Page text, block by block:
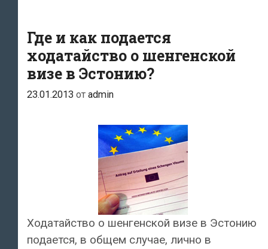
Где и как подается
ходатайство о шенгенской
визе в Эстонию?
23.01.2013 от admin
Ходатайство о шенгенской визе в Эстонию
подается, в общем случае, лично в